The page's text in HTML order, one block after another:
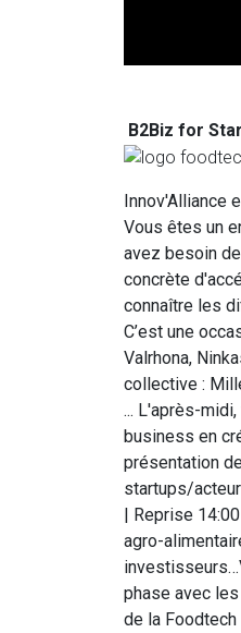
B2Biz for
Innov'Alliance
Vous êtes un
avez besoin
concrète
connaître les
C’est une
Valrhona,
collective :
... L'après-
business en
présentation
startups/
| Reprise
agro-
phase avec
de la